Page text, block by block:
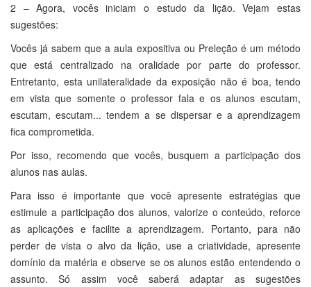
2 – Agora, vocês iniciam o estudo da lição. Vejam estas
sugestões:
Vocês já sabem que a aula expositiva ou Preleção é um método
que está centralizado na oralidade por parte do professor.
Entretanto, esta unilateralidade da exposição não é boa, tendo
em vista que somente o professor fala e os alunos escutam,
escutam, escutam... tendem a se dispersar e a aprendizagem
fica comprometida.
Por isso, recomendo que vocês, busquem a participação dos
alunos nas aulas.
Para isso é importante que você apresente estratégias que
estimule a participação dos alunos, valorize o conteúdo, reforce
as aplicações e facilite a aprendizagem. Portanto, para não
perder de vista o alvo da lição, use a criatividade, apresente
domínio da matéria e observe se os alunos estão entendendo o
assunto. Só assim você saberá adaptar as sugestões